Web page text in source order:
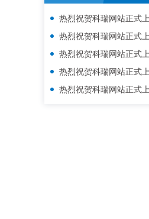
热烈祝贺科瑞网站正式
热烈祝贺科瑞网站正式
热烈祝贺科瑞网站正式
热烈祝贺科瑞网站正式
热烈祝贺科瑞网站正式